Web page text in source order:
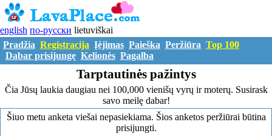
english по-русски lietuviškai
Pradžia Registracija Įėjimas Paieška Peržiūra Top 100
Dabar prisijungę Kelionės Pagalba
Tarptautinės pažintys
Čia Jūsų laukia daugiau nei 100,000 vienišų vyrų ir moterų. Susirask
savo meilę dabar!
Šiuo metu anketa viešai nepasiekiama. Šios anketos peržiūrai būtina
prisijungti.